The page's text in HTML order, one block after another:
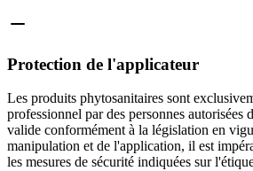
Protection de l'applicateur
Les produits phytosanitaires sont
professionnel par des personnes autorisées
valide conformément à la législation en
manipulation et de l'application, il est
les mesures de sécurité indiquées sur